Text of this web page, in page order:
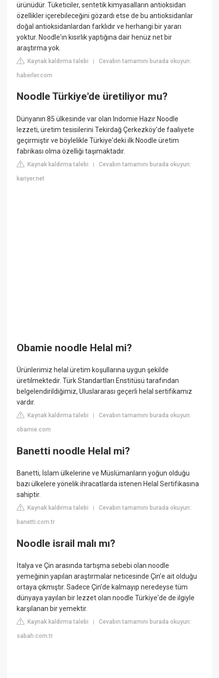
ürünüdür. Tüketiciler, sentetik kimyasalların antioksidan
özellikler içerebileceğini gözardı etse de bu antioksidanlar
doğal antioksidanlardan farklıdır ve herhangi bir yararı
yoktur. Noodle'ın kısırlık yaptığına dair henüz net bir
araştırma yok.
Kaynak kaldırma talebi |Cevabın tamamını burada okuyun:
haberler.com
Noodle Türkiye'de üretiliyor mu?
Dünyanın 85 ülkesinde var olan Indomie Hazır Noodle
lezzeti, üretim tesisilerini Tekirdağ Çerkezköy'de faaliyete
geçirmiştir ve böylelikle Türkiye'deki ilk Noodle üretim
fabrikası olma özelliği taşımaktadır.
Kaynak kaldırma talebi |Cevabın tamamını burada okuyun:
kariyer.net
Obamie noodle Helal mi?
Ürünlerimiz helal üretim koşullarına uygun şekilde
üretilmektedir. Türk Standartları Enstitüsü tarafından
belgelendirildiğimiz, Uluslararası geçerli helal sertifikamız
vardır.
Kaynak kaldırma talebi |Cevabın tamamını burada okuyun:
obamie.com
Banetti noodle Helal mi?
Banetti, İslam ülkelerine ve Müslümanların yoğun olduğu
bazı ülkelere yönelik ihracatlarda istenen Helal Sertifikasına
sahiptir.
Kaynak kaldırma talebi |Cevabın tamamını burada okuyun:
banetti.com.tr
Noodle israil malı mı?
İtalya ve Çin arasında tartışma sebebi olan noodle
yemeğinin yapılan araştırmalar neticesinde Çin'e ait olduğu
ortaya çıkmıştır. Sadece Çin'de kalmayıp neredeyse tüm
dünyaya yayılan bir lezzet olan noodle Türkiye'de de ilgiyle
karşılanan bir yemektir.
Kaynak kaldırma talebi |Cevabın tamamını burada okuyun:
sabah.com.tr